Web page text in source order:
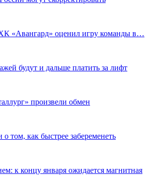
«Авангард» оценил игру команды в…
будут и дальше платить за лифт
произвели обмен
том, как быстрее забеременеть
к концу января ожидается магнитная